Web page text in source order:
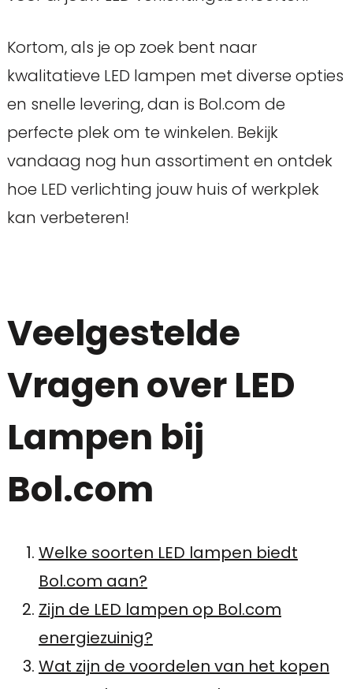
Kortom, als je op zoek bent naar
kwalitatieve LED lampen met diverse opties
en snelle levering, dan is Bol.com de
perfecte plek om te winkelen. Bekijk
vandaag nog hun assortiment en ontdek
hoe LED verlichting jouw huis of werkplek
kan verbeteren!
Veelgestelde
Vragen over LED
Lampen bij
Bol.com
Welke soorten LED lampen biedt
Bol.com aan?
Zijn de LED lampen op Bol.com
energiezuinig?
Wat zijn de voordelen van het kopen